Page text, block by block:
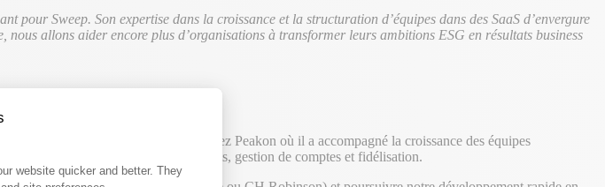
du Consentement : Personnalisez vos Options
website quicker and better. They
pour Sweep. Son expertise dans la croissance et la structuration d’équipes dans des SaaS d’envergure
allons aider encore plus d’organisations à transformer leurs ambitions ESG en résultats business
comme ailleurs, notamment chez Peakon où il a accompagné la croissance des équipes
acquisition de nouveaux clients, gestion de comptes et fidélisation.